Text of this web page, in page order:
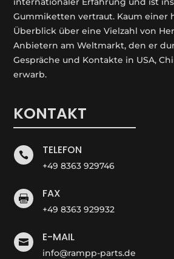
Gummiketten vertraut. Kaum einer
Überblick über eine Vielzahl von
Anbietern am Weltmarkt, den er
Gespräche und Kontakte in USA,
erwarb.
KONTAKT
 TELEFON
+49 8363 929746
 FAX
+49 8363 929932
 E-MAIL
info@rampp-parts.de